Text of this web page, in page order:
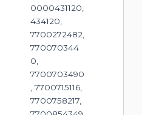
0000431120,
434120,
7700272482,
770070344
0,
7700703490
, 7700715116,
7700758217,